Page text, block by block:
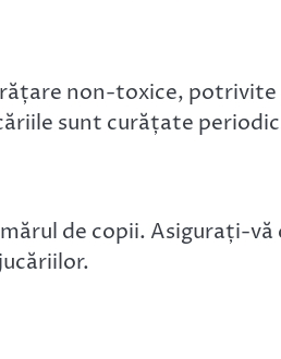
non-toxice, potrivite
sunt curățate
de copii. Asigurați-vă